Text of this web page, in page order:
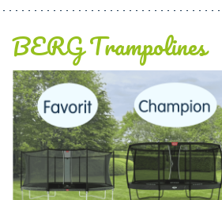
BERG Trampolines